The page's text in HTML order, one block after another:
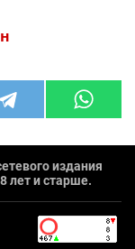
издания
лет и старше.